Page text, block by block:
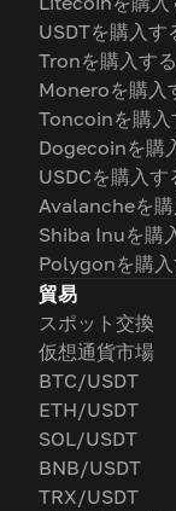
USDTを購入す
Tronを購入する
Moneroを購入
Toncoinを購入
Dogecoinを購
USDCを購入す
Avalancheを購
Shiba Inuを購
Polygonを購入
貿易
スポット交換
仮想通貨市場
BTC/USDT
ETH/USDT
SOL/USDT
BNB/USDT
TRX/USDT